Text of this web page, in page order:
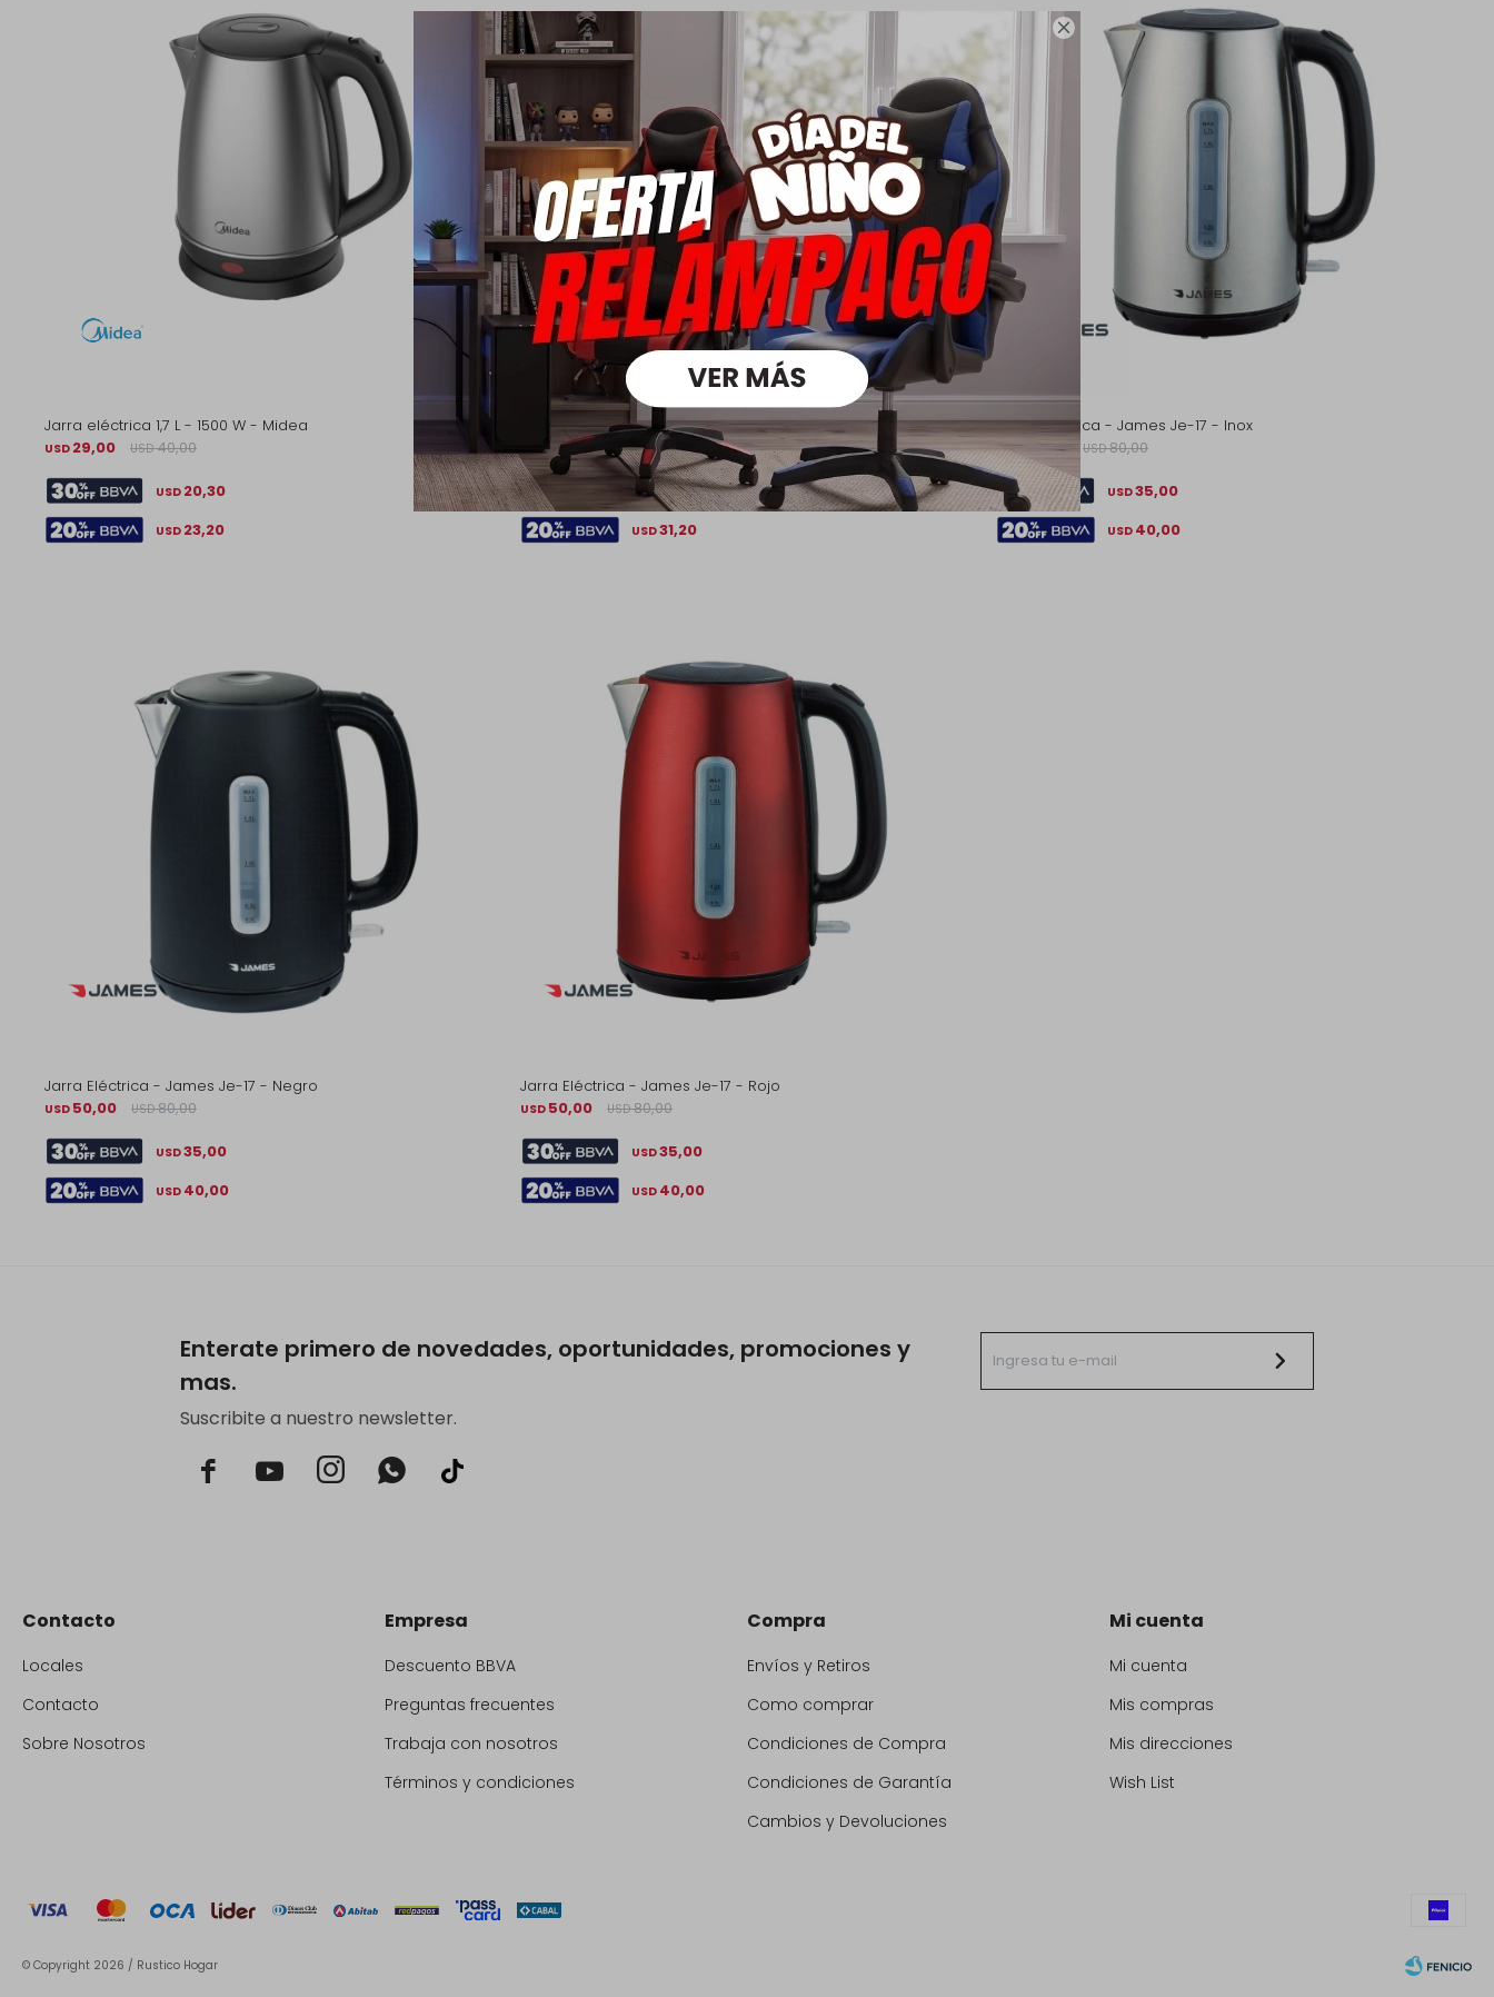

Jarra eléctrica 1,7 L - 1500 W - Midea
USD 29,00 USD 40,00
USD 20,30
USD 23,20
Jarra eléctrica - 1,7 L Inox - Midea
USD39,00 USD 55,00
USD27,30
USD31,20
Jarra Eléctrica - James Je-17 - Inox
USD 50,00 USD 80,00
USD35,00
USD 40,00
Jarra Eléctrica - James Je-17 - Negro
USD 50,00 USD 80,00
USD35,00
USD 40,00
Jarra Eléctrica - James Je-17 - Rojo
USD 50,00 USD 80,00
USD35,00
USD 40,00
Enterate primero de novedades, oportunidades, promociones y
mas.
Suscribite a nuestro newsletter.
  
Contacto
Locales
Contacto
Sobre Nosotros
Empresa
Descuento BBVA
Preguntas frecuentes
Trabaja con nosotros
Términos y condiciones
Compra
Envíos y Retiros
Como comprar
Condiciones de Compra
Condiciones de Garantía
Cambios y Devoluciones
Mi cuenta
Mi cuenta
Mis compras
Mis direcciones
Wish List
© Copyright 2026 / Rustico Hogar